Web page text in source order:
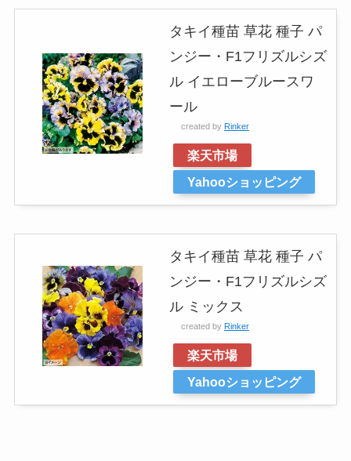
タキイ種苗 草花 種子 パ
ンジー・F1フリズルシズ
ル イエローブルースワ
ール
created by Rinker
楽天市場
Yahooショッピング
タキイ種苗 草花 種子 パ
ンジー・F1フリズルシズ
ル ミックス
created by Rinker
楽天市場
Yahooショッピング